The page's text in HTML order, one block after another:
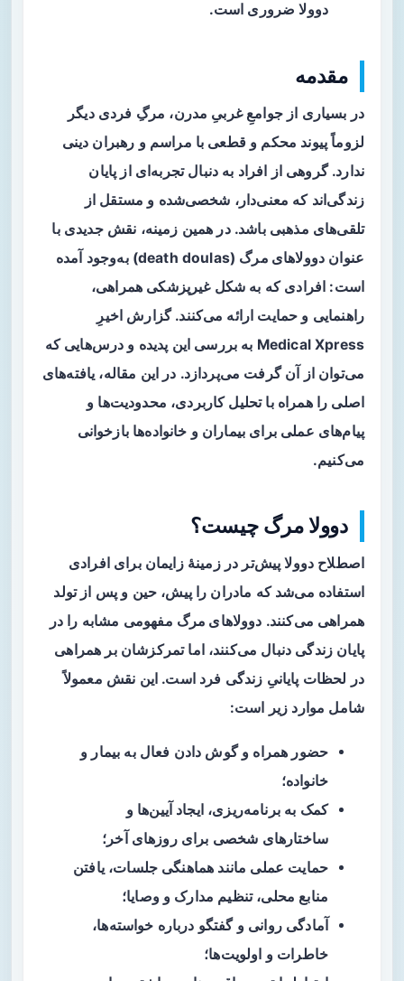
دوولا ضروری است.
مقدمه
در بسیاری از جوامعِ غربیِ مدرن، مرگِ فردی دیگر
لزوماً پیوند محکم و قطعی با مراسم و رهبران دینی
ندارد. گروهی از افراد به دنبال تجربه‌ای از پایان
زندگی‌اند که معنی‌دار، شخصی‌شده و مستقل از
تلقی‌های مذهبی باشد. در همین زمینه، نقش جدیدی با
عنوان دوولاهای مرگ
(death doulas) به‌وجود آمده
است: افرادی که به شکل غیرپزشکی همراهی،
راهنمایی و حمایت ارائه می‌کنند. گزارش اخیرِ
Medical Xpress به بررسی این پدیده و درس‌هایی که
می‌توان از آن گرفت می‌پردازد. در این مقاله، یافته‌های
اصلی را همراه با تحلیل کاربردی، محدودیت‌ها و
پیام‌های عملی برای بیماران و خانواده‌ها بازخوانی
می‌کنیم.
دوولا مرگ چیست؟
اصطلاح دوولاپیش‌تر در زمینهٔ زایمان برای افرادی
استفاده می‌شد که مادران را پیش، حین و پس از تولد
همراهی می‌کنند. دوولاهای مرگ مفهومی مشابه را در
پایان زندگی دنبال می‌کنند، اما تمرکزشان بر همراهی
در لحظات پایانیِ زندگی فرد است. این نقش معمولاً
شامل موارد زیر است:
حضور همراه و گوش دادن فعال به بیمار و
خانواده؛
کمک به برنامه‌ریزی، ایجاد آیین‌ها و
ساختارهای شخصی برای روزهای آخر؛
حمایت عملی مانند هماهنگی جلسات، یافتن
منابع محلی، تنظیم مدارک و وصایا؛
آمادگی روانی و گفتگو درباره خواسته‌ها،
خاطرات و اولویت‌ها؛